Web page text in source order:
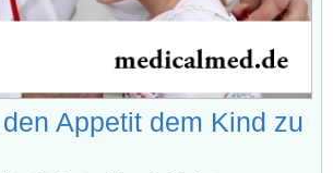
Appetit dem Kind zu